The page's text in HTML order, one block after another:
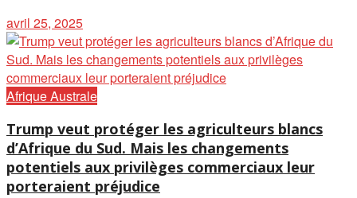
avril 25, 2025
Afrique Australe
Trump veut protéger les agriculteurs blancs
d’Afrique du Sud. Mais les changements
potentiels aux privilèges commerciaux leur
porteraient préjudice